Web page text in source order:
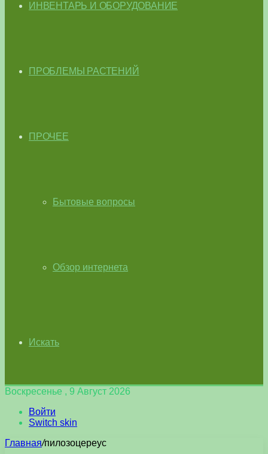
ИНВЕНТАРЬ И ОБОРУДОВАНИЕ
ПРОБЛЕМЫ РАСТЕНИЙ
ПРОЧЕЕ
Бытовые вопросы
Обзор интернета
Искать
Воскресенье , 9 Август 2026
Войти
Switch skin
Главная/пилозоцереус